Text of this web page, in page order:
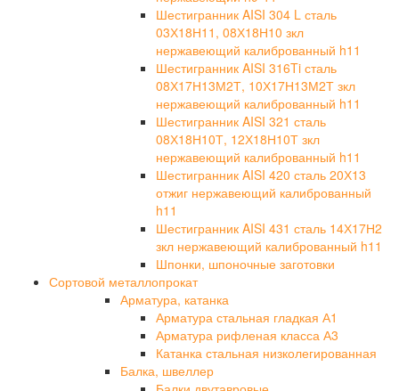
Шестигранник AISI 304 L сталь
03Х18Н11, 08Х18Н10 зкл
нержавеющий калиброванный h11
Шестигранник AISI 316Ti сталь
08Х17Н13М2Т, 10Х17Н13М2Т зкл
нержавеющий калиброванный h11
Шестигранник AISI 321 сталь
08Х18Н10Т, 12Х18Н10Т зкл
нержавеющий калиброванный h11
Шестигранник AISI 420 сталь 20Х13
отжиг нержавеющий калиброванный
h11
Шестигранник AISI 431 сталь 14Х17Н2
зкл нержавеющий калиброванный h11
Шпонки, шпоночные заготовки
Сортовой металлопрокат
Арматура, катанка
Арматура стальная гладкая А1
Арматура рифленая класса А3
Катанка стальная низколегированная
Балка, швеллер